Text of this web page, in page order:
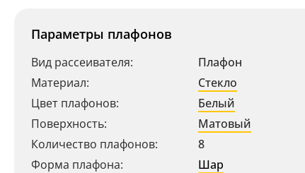
Параметры плафонов
Вид рассеивателя:
Плафон
Материал:
Стекло
Цвет плафонов:
Белый
Поверхность:
Матовый
Количество плафонов:
8
Форма плафона:
Шар